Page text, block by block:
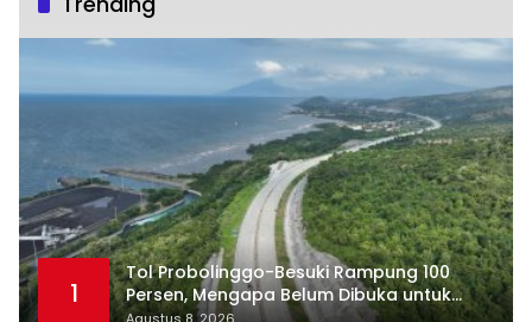
1
Tol Probolinggo-Besuki Rampung 100
Persen, Mengapa Belum Dibuka untuk